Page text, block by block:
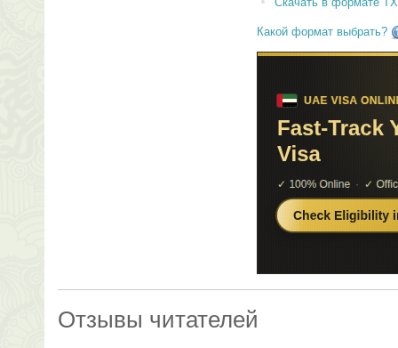
Какой формат выбрать?
Отзывы читателей